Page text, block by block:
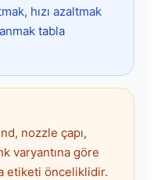
hızı azaltmak
tabla
nozzle çapı,
varyantına göre
etiketi önceliklidir.